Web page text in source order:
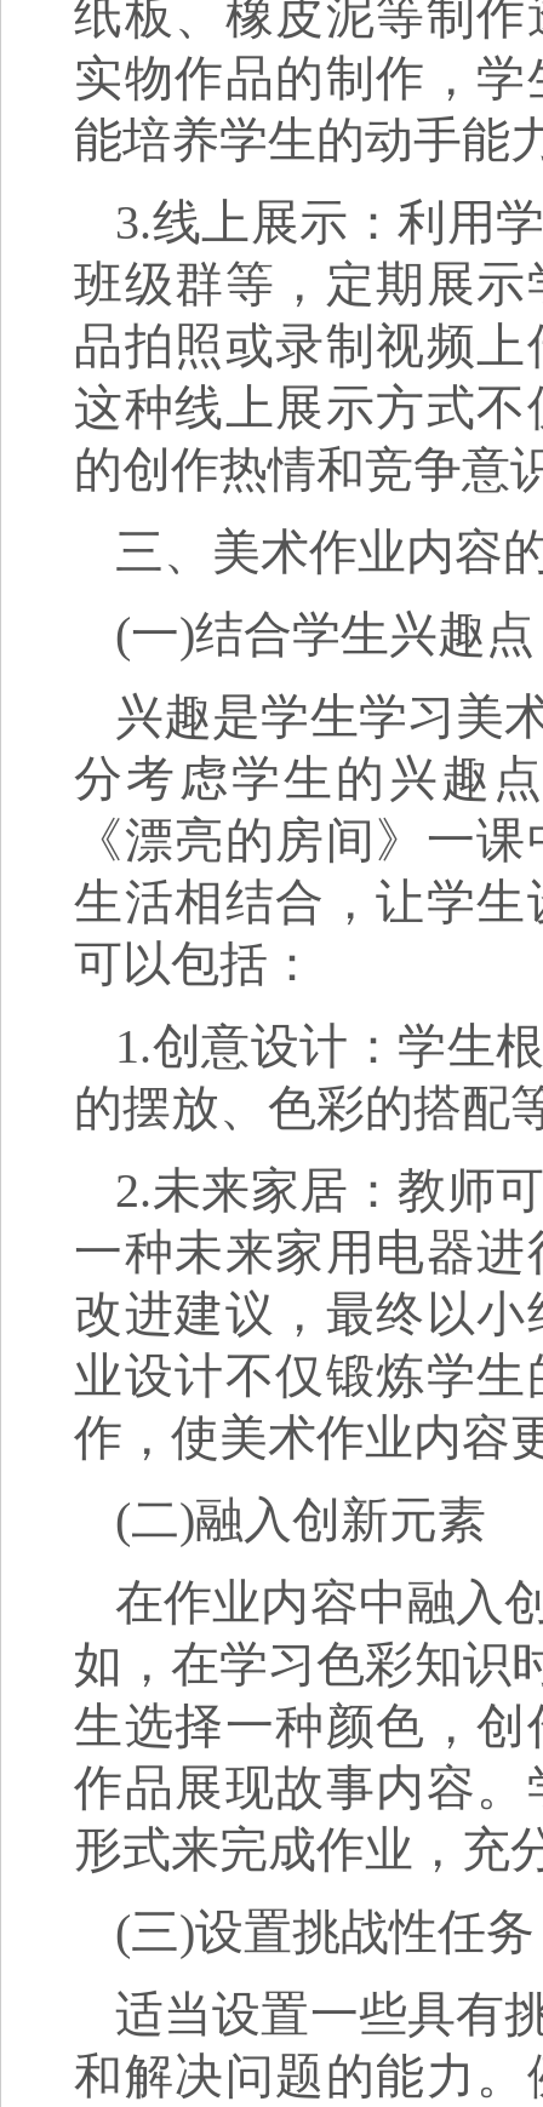
纸板、橡皮泥等制
实物作品的制作，
能培养学生的动手能
3.线上展示：利用
班级群等，定期展
品拍照或录制视频
这种线上展示方式
的创作热情和竞争意
三、美术作业内容
(一)结合学生兴趣点
兴趣是学生学习美
分考虑学生的兴趣
《漂亮的房间》一
生活相结合，让学
可以包括：
1.创意设计：学生
的摆放、色彩的搭配
2.未来家居：教师
一种未来家用电器
改进建议，最终以
业设计不仅锻炼学
作，使美术作业内容
(二)融入创新元素
在作业内容中融入
如，在学习色彩知识
生选择一种颜色，
作品展现故事内容
形式来完成作业，充
(三)设置挑战性任务
适当设置一些具有
和解决问题的能力